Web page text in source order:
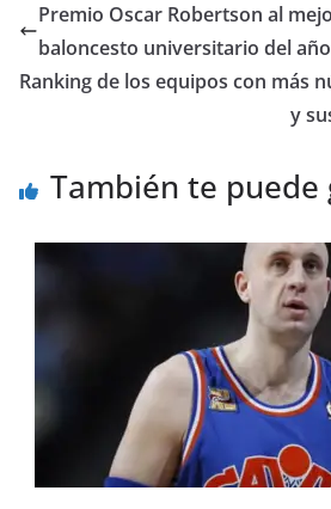
Premio Oscar Robertson al
baloncesto universitario del
Ranking de los equipos con más
y
También te puede